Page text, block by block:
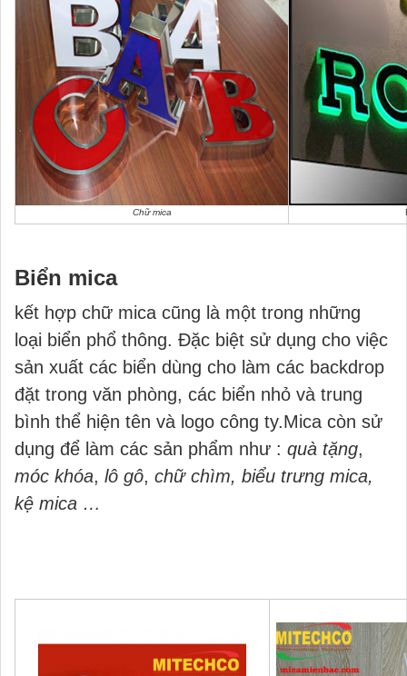
Chữ mica
Biển mica
kết hợp chữ mica cũng là một trong những
loại biển phổ thông. Đặc biệt sử dụng cho việc
sản xuất các biển dùng cho làm các backdrop
đặt trong văn phòng, các biển nhỏ và trung
bình thể hiện tên và logo công ty.Mica còn sử
dụng để làm các sản phẩm như : quà tặng,
móc khóa, lô gô, chữ chìm, biểu trưng mica,
kệ mica …